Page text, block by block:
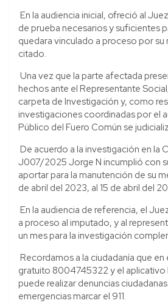
En la audiencia inicial, ofreció al
de prueba necesarios y suficientes
quedara vinculado a proceso por su
citado.
Una vez que la parte afectada
hechos ante el Representante
carpeta de Investigación y, como
investigaciones coordinadas por el
Público del Fuero Común se
De acuerdo a la investigación en la
J007/2025 Jorge N incumplió con
aportar para la manutención de su
de abril del 2023, al 15 de abril del
En la audiencia de referencia, el
a proceso al imputado, y al
un mes para la investigación
Recordamos a la ciudadanía que
gratuito 8004745322 y el aplicativo
puede realizar denuncias
emergencias marcar el 911.